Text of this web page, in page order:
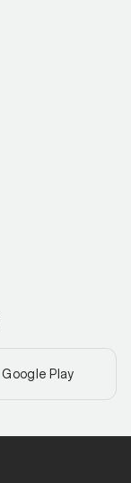
Google Play